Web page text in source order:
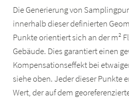
Die Generierung von
innerhalb dieser definierten
Punkte orientiert sich an der m²
Gebäude. Dies garantiert einen
Kompensationseffekt bei
siehe oben. Jeder dieser Punkte
Wert, der auf dem